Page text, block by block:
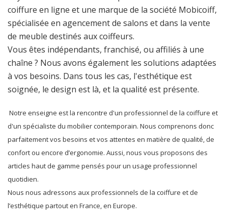
coiffure en ligne et une marque de la société Mobicoiff,
spécialisée en agencement de salons et dans la vente
de meuble destinés aux coiffeurs.
Vous êtes indépendants, franchisé, ou affiliés à une
chaîne ? Nous avons également les solutions adaptées
à vos besoins. Dans tous les cas, l'esthétique est
soignée, le design est là, et la qualité est présente.
Notre enseigne est la rencontre d'un professionnel de la coiffure et
d'un spécialiste du mobilier contemporain. Nous comprenons donc
parfaitement vos besoins et vos attentes en matière de qualité, de
confort ou encore d’ergonomie. Aussi, nous vous proposons des
articles haut de gamme pensés pour un usage professionnel
quotidien.
Nous nous adressons aux professionnels de la coiffure et de
l’esthétique partout en France, en Europe.